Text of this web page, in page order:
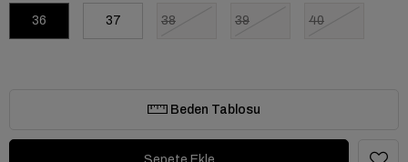
36 37 38 39 40
Beden Tablosu